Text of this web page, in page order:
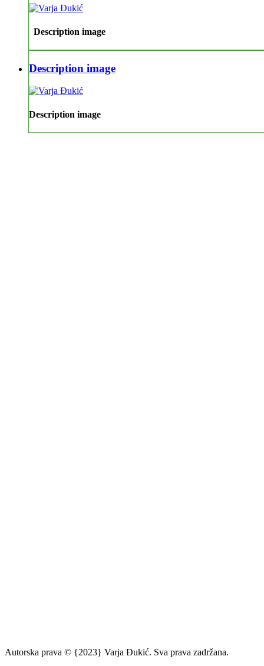
Description image
Description image
Description image
Autorska prava © {2023} Varja Đukić. Sva prava zadržana.